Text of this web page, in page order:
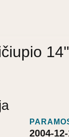
14"
2004-